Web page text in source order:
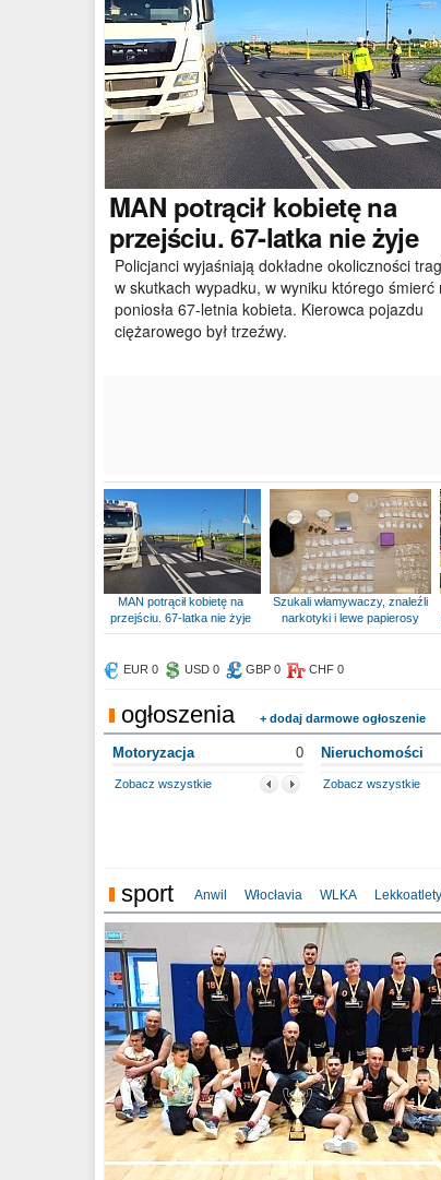
MAN potrącił kobietę na
przejściu. 67-latka nie żyje
Policjanci wyjaśniają dokładne okoliczności
w skutkach wypadku, w wyniku którego śmierć
poniosła 67-letnia kobieta. Kierowca pojazdu
ciężarowego był trzeźwy.
MAN potrącił kobietę na
przejściu. 67-latka nie żyje
Szukali włamywaczy, znaleźli
narkotyki i lewe papierosy
EUR 0 USD 0 GBP 0 CHF 0
ogłoszenia + dodaj darmowe ogłoszenie
Motoryzacja 0
Zobacz wszystkie
Nieruchomości
Zobacz wszystkie
sport Anwil Włocłavia WLKA